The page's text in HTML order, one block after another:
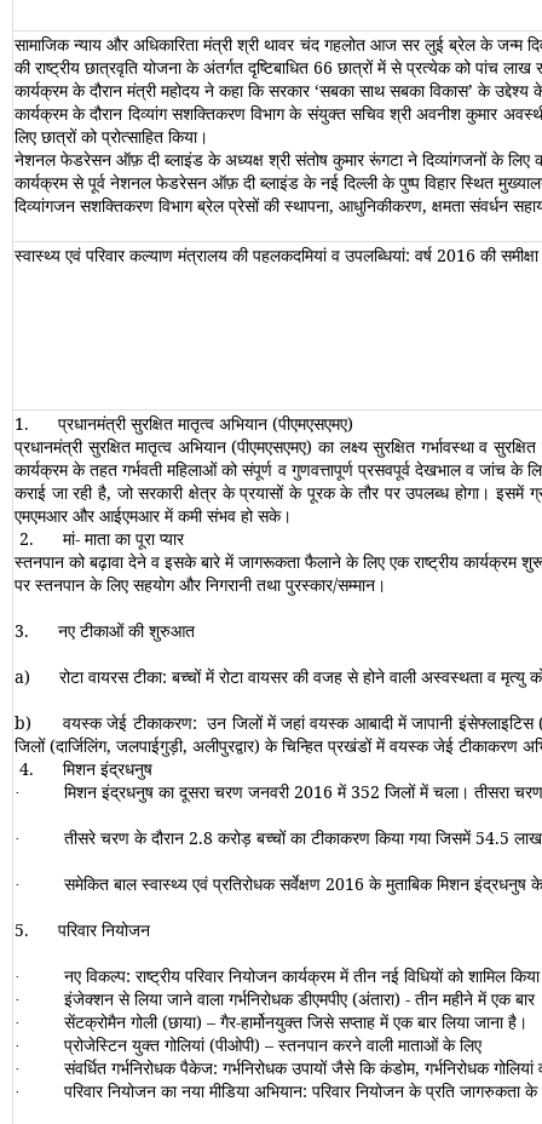
सामाजिक न्‍याय और अधिकारिता मंत्री श्री थावर चंद गहलोत आज सर लुई ब्रेल के जन्‍म
की राष्‍ट्रीय छात्रवृति योजना के अंतर्गत दृष्टिबाधित 66 छात्रों में से प्रत्‍येक को पांच
कार्यक्रम के दौरान मंत्री महोदय ने कहा कि सरकार ‘सबका साथ सबका विकास’ के
कार्यक्रम के दौरान दिव्‍यांग सशक्तिकरण विभाग के संयुक्‍त सचिव श्री अवनीश कुमार
लिए छात्रों को प्रोत्‍साहित किया।
नेशनल फेडरेसन ऑफ़ दी ब्लाइंड के अध्‍यक्ष श्री संतोष कुमार रूंगटा ने दिव्‍यांगजनों के लिए
कार्यक्रम से पूर्व नेशनल फेडरेसन ऑफ़ दी ब्लाइंड के नई दिल्‍ली के पुष्‍प विहार स्थित
दिव्‍यांगजन सशक्तिकरण विभाग ब्रेल प्रेसों की स्‍थापना, आधुनिकीकरण, क्षमता
स्वास्थ्य एवं परिवार कल्याण मंत्रालय की पहलकदमियां व उपलब्धियां: वर्ष 2016 की समीक्षा
1. प्रधानमंत्री सुरक्षित मातृत्व अभियान (पीएमएसएमए)
प्रधानमंत्री सुरक्षित मातृत्व अभियान (पीएमएसएमए) का लक्ष्य सुरक्षित गर्भावस्था व
कार्यक्रम के तहत गर्भवती महिलाओं को संपूर्ण व गुणवत्तापूर्ण प्रसवपूर्व देखभाल व जांच के
कराई जा रही है, जो सरकारी क्षेत्र के प्रयासों के पूरक के तौर पर उपलब्‍ध होगा। इसमें
एमएमआर और आईएमआर में कमी संभव हो सके।
2. मां- माता का पूरा प्यार
स्‍तनपान को बढ़ावा देने व इसके बारे में जागरूकता फैलाने के लिए एक राष्ट्रीय कार्यक्रम
पर स्‍तनपान के लिए सहयोग और निगरानी तथा पुरस्‍कार/सम्‍मान।
3. नए टीकाओं की शुरुआत
a) रोटा वायरस टीका: बच्चों में रोटा वायसर की वजह से होने वाली अस्वस्थता व
b) वयस्क जेई टीकाकरण:उन जिलों में जहां वयस्क आबादी में जापानी
जिलों (दार्जिलिंग, जलपाईगुड़ी, अलीपुरद्वार) के चिन्हित प्रखंडों में वयस्क जेई
4. मिशन इंद्रधनुष
· मिशन इंद्रधनुष का दूसरा चरण जनवरी 2016 में 352 जिलों में चला। तीसरा
· तीसरे चरण के दौरान 2.8 करोड़ बच्चों का टीकाकरण किया गया जिसमें 54.5
·
समेकित बाल स्वास्थ्य एवं प्रतिरोधक सर्वेक्षण 2016 के मुताबिक मिशन
5. परिवार नियोजन
· नए विकल्प: राष्ट्रीय परिवार नियोजन कार्यक्रम में तीन नई विधियों को शामिल
· इंजेक्शन से लिया जाने वाला गर्भनिरोधक डीएमपीए (अंतारा) - तीन महीने में एक बार
· सेंटक्रोमैन गोली (छाया) – गैर-हार्मोनयुक्त जिसे सप्ताह में एक बार लिया जाना है।
· प्रोजेस्टिन युक्त गोलियां (पीओपी) – स्तनपान करने वाली माताओं के लिए
· संवर्धित गर्भनिरोधक पैकेज: गर्भनिरोधक उपायों जैसे कि कंडोम, गर्भनिरोधक
· परिवार नियोजन का नया मीडिया अभियान: परिवार नियोजन के प्रति जागरुकता